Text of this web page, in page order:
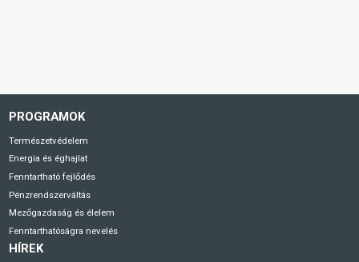
PROGRAMOK
Természetvédelem
Energia és éghajlat
Fenntartható fejlődés
Pénzrendszerváltás
Mezőgazdaság és élelem
Fenntarthatóságra nevelés
HÍREK